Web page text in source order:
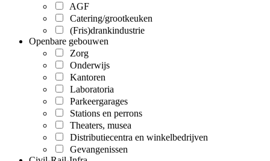
AGF
Catering/grootkeuken
(Fris)drankindustrie
Openbare gebouwen
Zorg
Onderwijs
Kantoren
Laboratoria
Parkeergarages
Stations en perrons
Theaters, musea
Distributiecentra en winkelbedrijven
Gevangenissen